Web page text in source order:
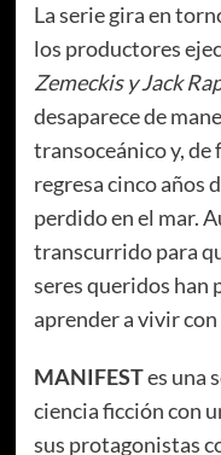
La serie gira en
los productores
Zemeckis y Jack
desaparece de
transoceánico y, de
regresa cinco años
perdido en el mar.
transcurrido para
seres queridos han
aprender a vivir
MANIFESTes una
ciencia ficción con
sus protagonistas